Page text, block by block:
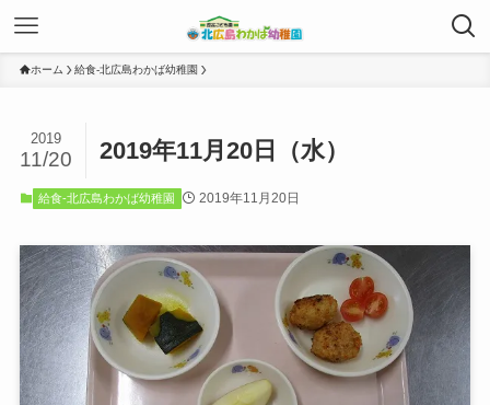
ホーム 給食-北広島わかば幼稚園
2019年11月20日（水）
2019
11/20
給食-北広島わかば幼稚園 2019年11月20日